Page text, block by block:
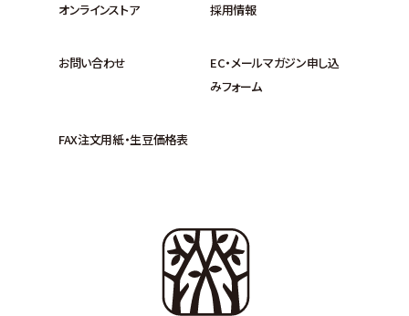
オンラインストア 採用情報
お問い合わせ
EC・メールマガジン申し込
みフォーム
FAX注文用紙・生豆価格表